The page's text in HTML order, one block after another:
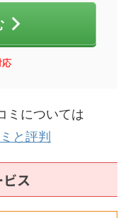
応
ミについては
と評判
ス